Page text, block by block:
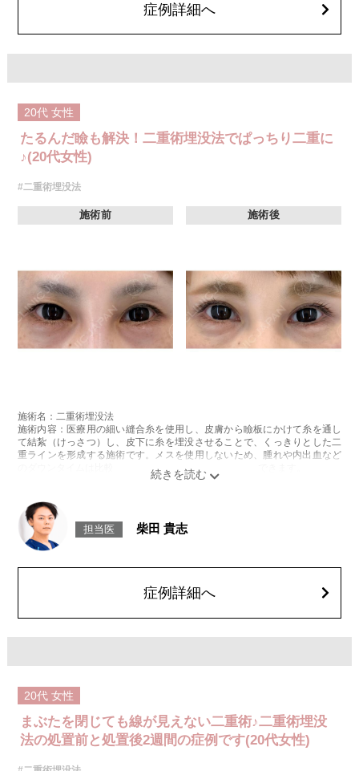
重ラインを形成する施術です。メスを使用しないため、腫れや内出血など
後一時的に生じることがございます。これらの症状は通常数日〜1週間ほど
で落ち着いていきますが、個人差があります。また、稀に細菌感染症、左
右差、重瞼ラインの消失・乱れ、縫合糸の露出、結膜腫脹などが生じるこ
とがございます。
費用：スタンダード 2箇所107,800円(税込)〜6箇所239,800円(税込)
アドバンス 2箇所217,800円(税込)～6箇所349,800円(税込)
アペックス シングル437,800円(税込)～ダブル657,800円(税込)
シークレットアイズシングル712,800円(税込)〜ダブル877,800円(税込)
オプション：笑気麻酔 3,300円(税込)
症例詳細へ
20代 女性
たるんだ瞼も解決！二重術埋没法でぱっちり二重に
♪(20代女性)
#二重術埋没法
施術前 施術後
施術名：二重術埋没法
施術内容：医療用の細い縫合糸を使用し、皮膚から瞼板にかけて糸を通し
て結紮（けっさつ）し、皮下に糸を埋没させることで、くっきりとした二
重ラインを形成する施術です。メスを使用しないため、腫れや内出血など
のダウンタイムは比較的少なく、自然な仕上がりが期待できます。
後一時的に生じることがございます。これらの症状は通常数日〜1週間ほど
で落ち着いていきますが、個人差があります。また、稀に細菌感染症、左
右差、重瞼ラインの消失・乱れ、縫合糸の露出、結膜腫脹などが生じるこ
とがございます。
アドバンス 2箇所217,800円(税込)～6箇所349,800円(税込)
アペックス シングル437,800円(税込)～ダブル657,800円(税込)
シークレットアイズシングル712,800円(税込)〜ダブル877,800円(税込)
担当医 柴田 貴志
症例詳細へ
20代 女性
まぶたを閉じても線が見えない二重術♪二重術埋没
法の処置前と処置後2週間の症例です(20代女性)